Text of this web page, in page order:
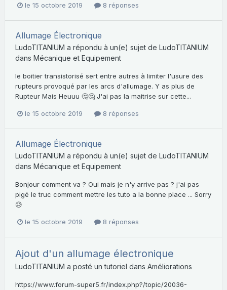
le 15 octobre 2019 8 réponses
Allumage Électronique
LudoTITANIUM a répondu à un(e) sujet de LudoTITANIUM
dans Mécanique et Equipement
le boitier transistorisé sert entre autres à limiter l'usure des
rupteurs provoqué par les arcs d'allumage. Y as plus de
Rupteur Mais Heuuu 🤔🤔 J'ai pas la maitrise sur cette...
le 15 octobre 2019 8 réponses
Allumage Électronique
LudoTITANIUM a répondu à un(e) sujet de LudoTITANIUM
dans Mécanique et Equipement
Bonjour comment va ? Oui mais je n'y arrive pas ? j'ai pas
pigé le truc comment mettre les tuto a la bonne place ... Sorry
😥
le 15 octobre 2019 8 réponses
Ajout d'un allumage électronique
LudoTITANIUM a posté un tutoriel dans Améliorations
https://www.forum-super5.fr/index.php?/topic/20036-